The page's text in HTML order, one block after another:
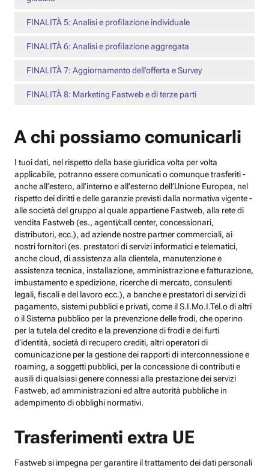
FINALITÀ 5: Analisi e profilazione individuale
FINALITÀ 6: Analisi e profilazione aggregata
FINALITÀ 7: Aggiornamento dell’offerta e Survey
FINALITÀ 8: Marketing Fastweb e di terze parti
A chi possiamo comunicarli
I tuoi dati, nel rispetto della base giuridica volta per volta
applicabile, potranno essere comunicati o comunque trasferiti -
anche all’estero, all’interno e all’esterno dell’Unione Europea, nel
rispetto dei diritti e delle garanzie previsti dalla normativa vigente -
alle società del gruppo al quale appartiene Fastweb, alla rete di
vendita Fastweb (es., agenti/call center, concessionari,
distributori, ecc.), ad aziende nostre partner commerciali, ai
nostri fornitori (es. prestatori di servizi informatici e telematici,
anche cloud, di assistenza alla clientela, manutenzione e
assistenza tecnica, installazione, amministrazione e fatturazione,
imbustamento e spedizione, ricerche di mercato, consulenti
legali, fiscali e del lavoro ecc.), a banche e prestatori di servizi di
pagamento, sistemi pubblici e privati, come il S.I.Mo.I.Tel.o di altri
o il Sistema pubblico per la prevenzione delle frodi, che operino
per la tutela del credito e la prevenzione di frodi e dei furti
d’identità, società di recupero crediti, altri operatori di
comunicazione per la gestione dei rapporti di interconnessione e
roaming, a soggetti pubblici, per la concessione di contributi e
ausili di qualsiasi genere connessi alla prestazione dei servizi
Fastweb, ad amministrazioni ed altre autorità pubbliche in
adempimento di obblighi normativi.
Trasferimenti extra UE
Fastweb si impegna per garantire il trattamento dei dati personali